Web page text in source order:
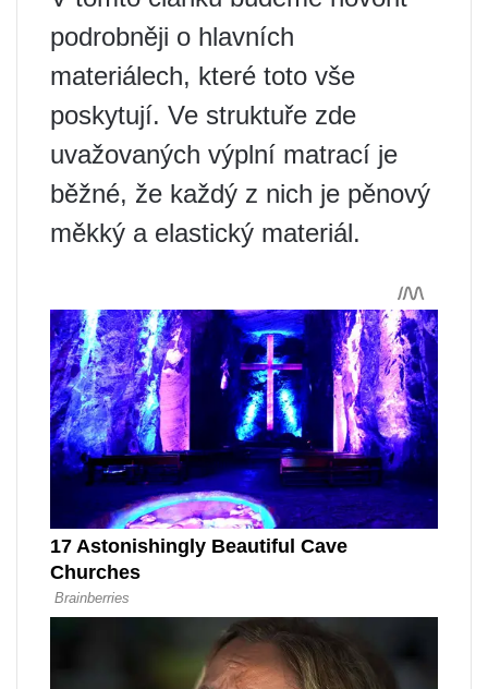
podrobněji o hlavních
materiálech, které toto vše
poskytují. Ve struktuře zde
uvažovaných výplní matrací je
běžné, že každý z nich je pěnový
měkký a elastický materiál.